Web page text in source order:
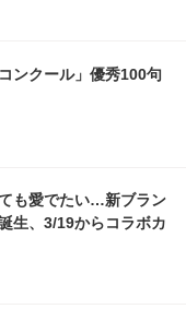
ンクール」優秀100句
も愛でたい…新ブラン
生、3/19からコラボカ